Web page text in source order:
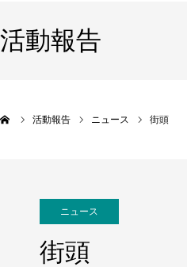
活動報告
活動報告 ニュース 街頭
ニュース
街頭